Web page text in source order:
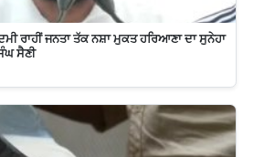
ਰਾਹੀਂ ਜਨਤਾ ਤੱਕ ਨਸ਼ਾ ਮੁਕਤ ਹਰਿਆਣਾ ਦਾ ਸੁਨੇਹਾ
ਸੈਣੀ